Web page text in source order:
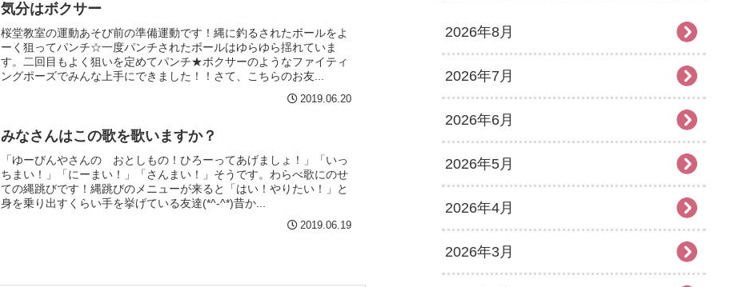
気分はボクサー
桜堂教室の運動あそび前の準備運動です！縄に釣るされたボールをよ
ーく狙ってパンチ☆一度パンチされたボールはゆらゆら揺れていま
す。二回目もよく狙いを定めてパンチ★ボクサーのようなファイティ
ングポーズでみんな上手にできました！！さて、こちらのお友...
2019.06.20
みなさんはこの歌を歌いますか？
「ゆーびんやさんの おとしもの！ひろーってあげましょ！」「いっ
ちまい！」「にーまい！」「さんまい！」そうです。わらべ歌にのせ
ての縄跳びです！縄跳びのメニューが来ると「はい！やりたい！」と
身を乗り出すくらい手を挙げている友達(*^-^*)昔か...
2019.06.19
2026年8月
2026年7月
2026年6月
2026年5月
2026年4月
2026年3月